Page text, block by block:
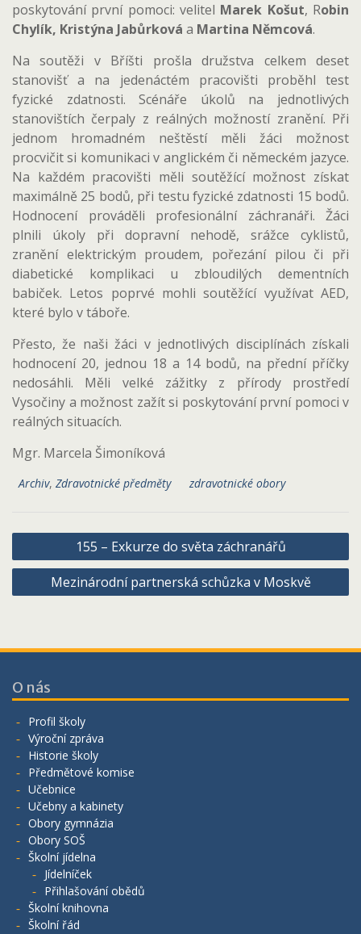
poskytování první pomoci: velitel Marek Košut, Robin
Chylík, Kristýna Jabůrková a Martina Němcová.
Na soutěži v Bříšti prošla družstva celkem deset
stanovišť a na jedenáctém pracovišti proběhl test
fyzické zdatnosti. Scénáře úkolů na jednotlivých
stanovištích čerpaly z reálných možností zranění. Při
jednom hromadném neštěstí měli žáci možnost
procvičit si komunikaci v anglickém či německém jazyce.
Na každém pracovišti měli soutěžící možnost získat
maximálně 25 bodů, při testu fyzické zdatnosti 15 bodů.
Hodnocení prováděli profesionální záchranáři. Žáci
plnili úkoly při dopravní nehodě, srážce cyklistů,
zranění elektrickým proudem, pořezání pilou či při
diabetické komplikaci u zbloudilých dementních
babiček. Letos poprvé mohli soutěžící využívat AED,
které bylo v táboře.
Přesto, že naši žáci v jednotlivých disciplínách získali
hodnocení 20, jednou 18 a 14 bodů, na přední příčky
nedosáhli. Měli velké zážitky z přírody prostředí
Vysočiny a možnost zažít si poskytování první pomoci v
reálných situacích.
Mgr. Marcela Šimoníková
Archiv, Zdravotnické předměty zdravotnické obory
Navigace
pro
příspěvek
155 – Exkurze do světa záchranářů
Mezinárodní partnerská schůzka v Moskvě
O nás
Profil školy
Výroční zpráva
Historie školy
Předmětové komise
Učebnice
Učebny a kabinety
Obory gymnázia
Obory SOŠ
Školní jídelna
Jídelníček
Přihlašování obědů
Školní knihovna
Školní řád